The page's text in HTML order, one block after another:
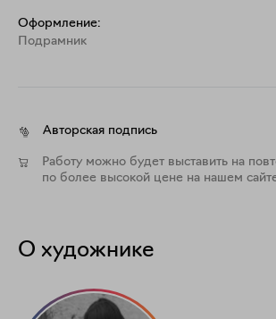
Оформление:
Подрамник
Авторская подпись
Работу можно будет выставить на
по более высокой цене на нашем
О художнике